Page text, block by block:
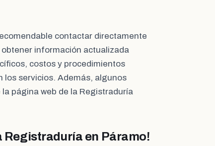
contactar directamente
información actualizada
costos y procedimientos
los servicios. Además, algunos
página web de la Registraduría
Registraduría en Páramo!